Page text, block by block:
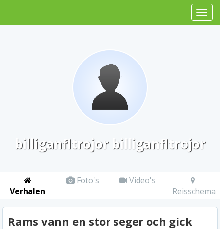
billiganfltrojor billiganfltrojor
Verhalen
Foto's
Video's
Reisschema
Rams vann en stor seger och gick